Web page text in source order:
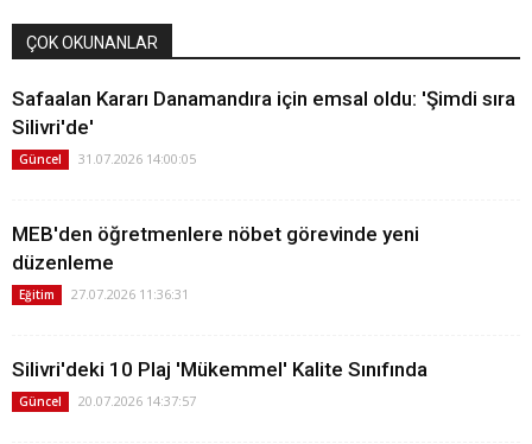
ÇOK OKUNANLAR
Safaalan Kararı Danamandıra için emsal oldu: 'Şimdi sıra
Silivri'de'
Güncel 31.07.2026 14:00:05
MEB'den öğretmenlere nöbet görevinde yeni
düzenleme
Eğitim 27.07.2026 11:36:31
Silivri'deki 10 Plaj 'Mükemmel' Kalite Sınıfında
Güncel 20.07.2026 14:37:57